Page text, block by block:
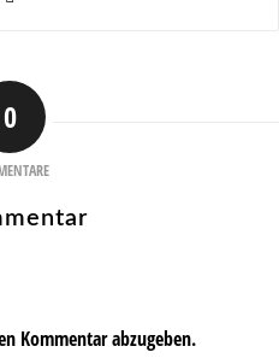
0
Kommentar abzugeben.